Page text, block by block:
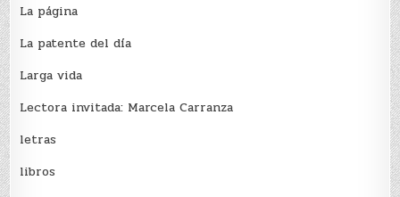
La página
La patente del día
Larga vida
Lectora invitada: Marcela Carranza
letras
libros